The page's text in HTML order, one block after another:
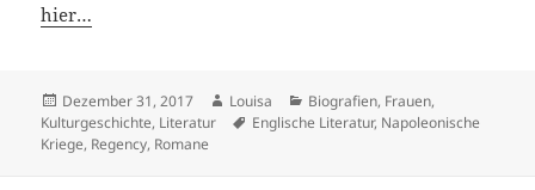
hier…
Veröffentlicht
am
Dezember 31, 2017 Autor
Louisa Kategorien
Biografien, Frauen,
Kulturgeschichte, Literatur Schlagwörter
Englische Literatur, Napoleonische
Kriege, Regency, Romane